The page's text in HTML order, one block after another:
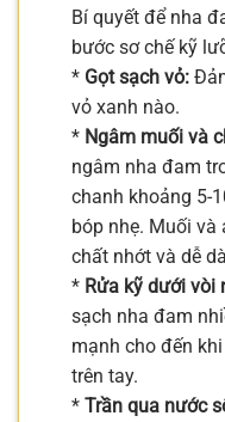
Bí quyết để nha
bước sơ chế kỹ
* Gọt sạch vỏ:
vỏ xanh nào.
* Ngâm muối và
ngâm nha đam
chanh khoảng 5-
bóp nhẹ. Muối và
chất nhớt và dễ
* Rửa kỹ dưới vòi
sạch nha đam
mạnh cho đến
trên tay.
* Trần qua nước